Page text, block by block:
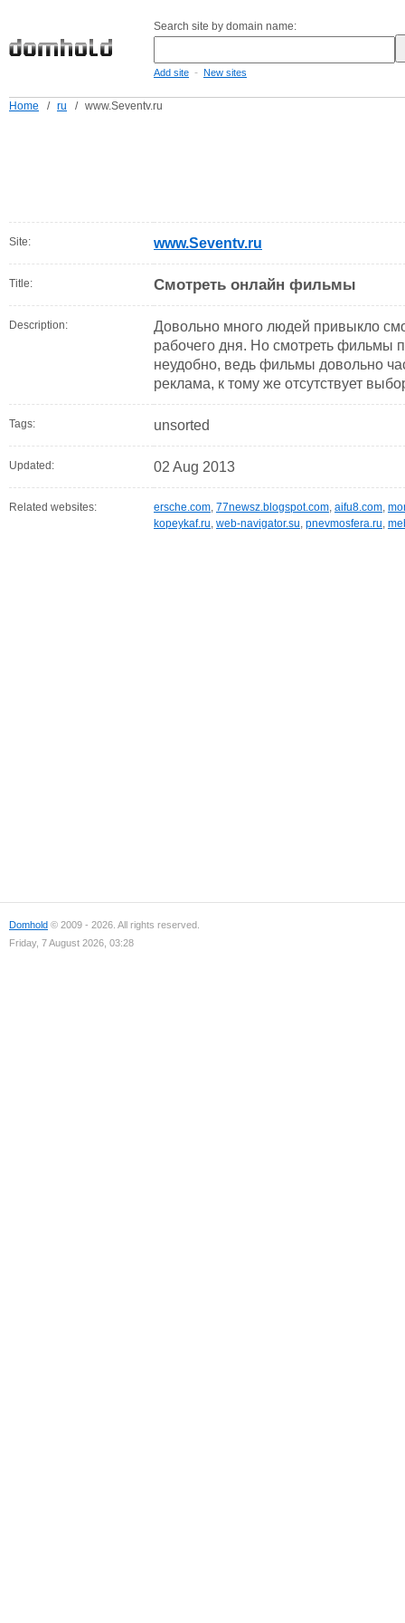
Search site by domain name:
Add site - New sites
Home / ru / www.Seventv.ru
Site: www.Seventv.ru
Title: Смотреть онлайн фильмы
Description:
Довольно много людей привыкло
рабочего дня. Но смотреть фильмы
неудобно, ведь фильмы довольно
реклама, к тому же отсутствует
Tags: unsorted
Updated: 02 Aug 2013
Related websites: ersche.com, 77newsz.blogspot.com, aifu8.com,
kopeykaf.ru, web-navigator.su, pnevmosfera.ru,
Domhold © 2009 - 2026. All rights reserved.
Friday, 7 August 2026, 03:28